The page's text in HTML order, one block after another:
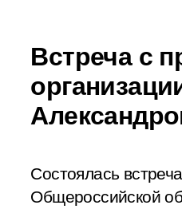
Встреча с
Состоялась
Общероссийской